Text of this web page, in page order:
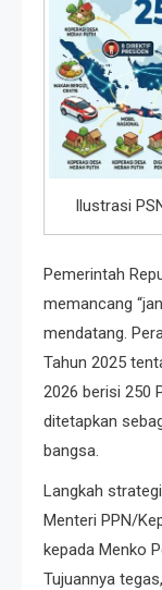
Ilustrasi
Pemerintah
memancang
mendatang.
Tahun 2025
2026 berisi 250
ditetapkan
bangsa.
Langkah
Menteri PPN/
kepada Menko
Tujuannya